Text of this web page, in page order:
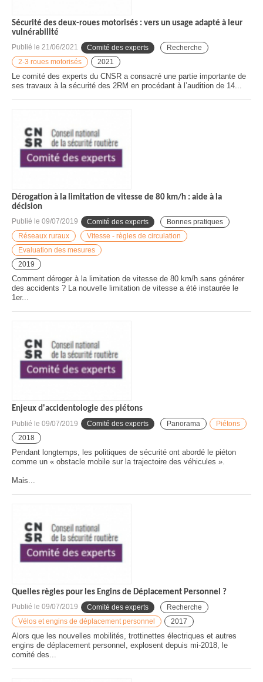
Sécurité des deux-roues motorisés : vers un usage adapté à leur
vulnérabilité
Publié le 21/06/2021 Comité des experts
Recherche
2-3 roues motorisés
2021
Le comité des experts du CNSR a consacré une partie importante de
ses travaux à la sécurité des 2RM en procédant à l’audition de 14...
Dérogation à la limitation de vitesse de 80 km/h : aide à la
décision
Publié le 09/07/2019 Comité des experts
Bonnes pratiques
Réseaux ruraux
Vitesse - règles de circulation
Evaluation des mesures
2019
Comment déroger à la limitation de vitesse de 80 km/h sans générer
des accidents ? La nouvelle limitation de vitesse a été instaurée le
1er...
Enjeux d'accidentologie des piétons
Publié le 09/07/2019 Comité des experts Panorama
Piétons
2018
Pendant longtemps, les politiques de sécurité ont abordé le piéton
comme un « obstacle mobile sur la trajectoire des véhicules ».
Mais...
Quelles règles pour les Engins de Déplacement Personnel ?
Publié le 09/07/2019 Comité des experts
Recherche
Vélos et engins de déplacement personnel
2017
Alors que les nouvelles mobilités, trottinettes électriques et autres
engins de déplacement personnel, explosent depuis mi-2018, le
comité des...